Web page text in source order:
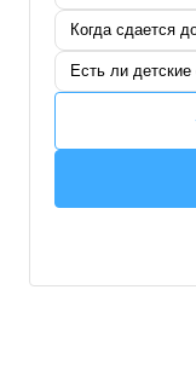
Когда сдается
Есть ли